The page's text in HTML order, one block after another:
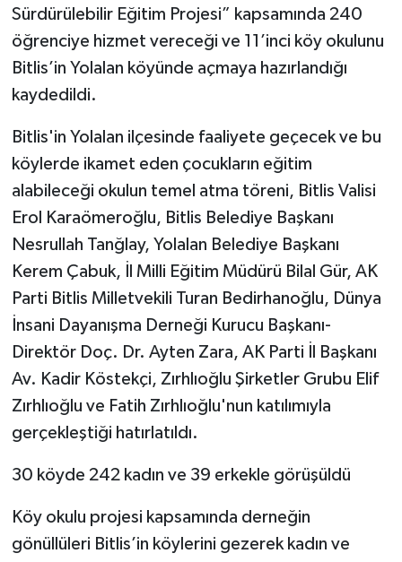
Sürdürülebilir Eğitim Projesi” kapsamında 240
öğrenciye hizmet vereceği ve 11’inci köy okulunu
Bitlis’in Yolalan köyünde açmaya hazırlandığı
kaydedildi.
Bitlis'in Yolalan ilçesinde faaliyete geçecek ve bu
köylerde ikamet eden çocukların eğitim
alabileceği okulun temel atma töreni, Bitlis Valisi
Erol Karaömeroğlu, Bitlis Belediye Başkanı
Nesrullah Tanğlay, Yolalan Belediye Başkanı
Kerem Çabuk, İl Milli Eğitim Müdürü Bilal Gür, AK
Parti Bitlis Milletvekili Turan Bedirhanoğlu, Dünya
İnsani Dayanışma Derneği Kurucu Başkanı-
Direktör Doç. Dr. Ayten Zara, AK Parti İl Başkanı
Av. Kadir Köstekçi, Zırhlıoğlu Şirketler Grubu Elif
Zırhlıoğlu ve Fatih Zırhlıoğlu'nun katılımıyla
gerçekleştiği hatırlatıldı.
30 köyde 242 kadın ve 39 erkekle görüşüldü
Köy okulu projesi kapsamında derneğin
gönüllüleri Bitlis’in köylerini gezerek kadın ve